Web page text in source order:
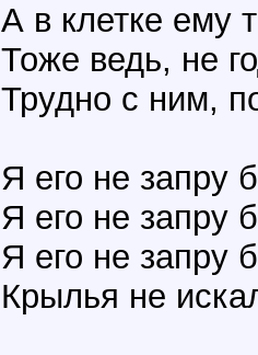
А в клетке ему
Тоже ведь, не
Трудно с ним,
Я его не запру
Я его не запру
Я его не запру
Крылья не